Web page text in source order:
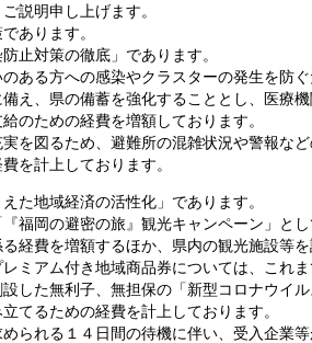
説明申し上げます。
あります。
止対策の徹底」であります。
ある方への感染やクラスターの発生を防
え、県の備蓄を強化することとし、医療
のための経費を増額しております。
を図るため、避難所の混雑状況や警報な
を計上しております。
た地域経済の活性化」であります。
福岡の避密の旅』観光キャンペーン」と
経費を増額するほか、県内の観光施設等
ミアム付き地域商品券については、これ
した無利子、無担保の「新型コロナウイ
てるための経費を計上しております。
られる１４日間の待機に伴い、受入企業